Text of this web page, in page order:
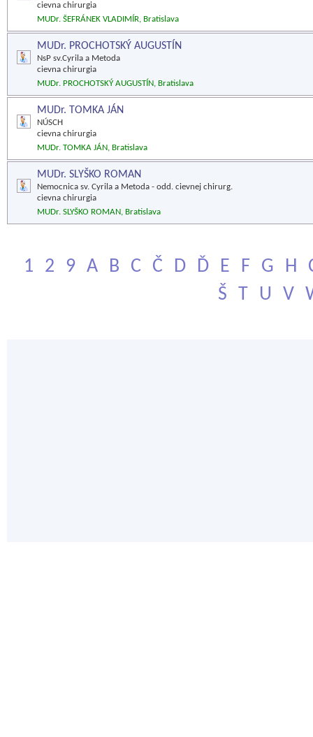
cievna chirurgia
MUDr. ŠEFRÁNEK VLADIMÍR, Bratislava
MUDr. PROCHOTSKÝ AUGUSTÍN
NsP sv.Cyrila a Metoda
cievna chirurgia
MUDr. PROCHOTSKÝ AUGUSTÍN, Bratislava
MUDr. TOMKA JÁN
NÚSCH
cievna chirurgia
MUDr. TOMKA JÁN, Bratislava
MUDr. SLYŠKO ROMAN
Nemocnica sv. Cyrila a Metoda - odd. cievnej chirurg.
cievna chirurgia
MUDr. SLYŠKO ROMAN, Bratislava
1 2 9 A B C Č D Ď E F G H
Š
T U V